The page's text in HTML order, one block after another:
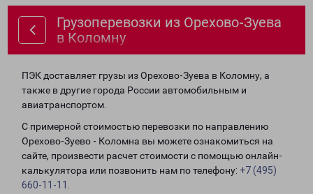
Грузоперевозки из Орехово-Зуева
в Коломну
ПЭК доставляет грузы из Орехово-Зуева в Коломну, а
также в другие города России автомобильным и
авиатранспортом.
С примерной стоимостью перевозки по направлению
Орехово-Зуево - Коломна вы можете ознакомиться на
сайте, произвести расчет стоимости с помощью онлайн-
калькулятора или позвонить нам по телефону: +7 (495)
660-11-11